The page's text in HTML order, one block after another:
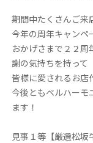
期間中たくさんご来
今年の周年キャンペ
おかげさまで２２
謝の気持ちを持って
皆様に愛されるお店
今後ともベルハーモ
ます！
見事１等【厳選松坂